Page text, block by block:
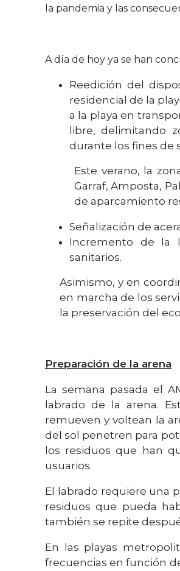
la pandemia y las
A día de hoy ya se han
Reedición del
residencial de la
a la playa en
libre, delimitando
durante los fines de
Este verano, la
Garraf, Amposta,
de aparcamiento
Señalización de
Incremento de la
sanitarios.
Asimismo, y en
en marcha de los
la preservación del
Preparación de la arena
La semana pasada el
labrado de la arena.
remueven y voltean la
del sol penetren para
los residuos que han
usuarios.
El labrado requiere una
residuos que pueda
también se repite
En las playas
frecuencias en función